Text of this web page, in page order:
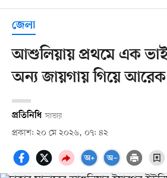
জেলা
আশুলিয়ায় প্রথমে এক
অন্য জায়গায় গিয়ে
প্রতিনিধি সাভার
প্রকাশ: ২০ মে ২০২৬, ০৭: ৪২